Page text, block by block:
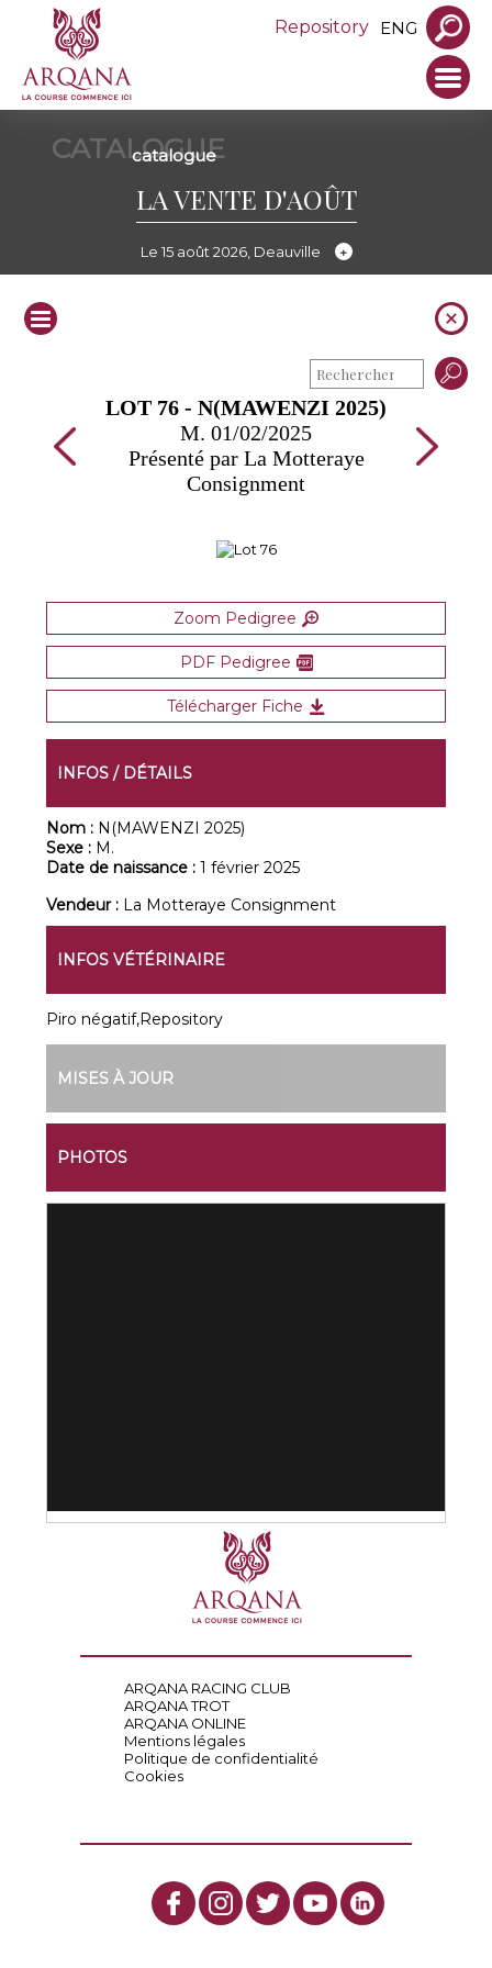
Repository ENG
CATALOGUE
catalogue
LA VENTE D'AOÛT
Le 15 août 2026, Deauville
LOT 76 - N(MAWENZI 2025)
M. 01/02/2025
Présenté par La Motteraye
Consignment
Zoom Pedigree
PDF Pedigree
Télécharger Fiche
INFOS / DÉTAILS
Nom : N(MAWENZI 2025)
Sexe : M.
Date de naissance :1 février 2025
Vendeur : La Motteraye Consignment
INFOS VÉTÉRINAIRE
Piro négatif,Repository
MISES À JOUR
PHOTOS
ARQANA RACING CLUB
ARQANA TROT
ARQANA ONLINE
Mentions légales
Politique de confidentialité
Cookies